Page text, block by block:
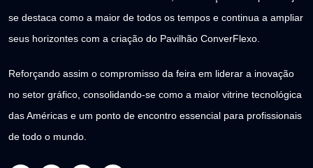
se destaca como a maior de todos os tempos e continua a ampliar
seus horizontes com a criação do Pavilhão ConverFlexo.
Reforçando assim o compromisso da feira em liderar a inovação
no setor gráfico, consolidando-se como a maior vitrine tecnológica
das Américas e um ponto de encontro essencial para profissionais
de todo o mundo.